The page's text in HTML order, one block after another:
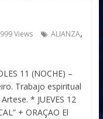
Views ALIANZA,
11 (NOCHE) –
Trabajo espiritual
* JUEVES 12
+ ORAÇAO El